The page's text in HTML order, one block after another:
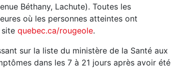
Béthany, Lachute). Toutes les
où les personnes atteintes ont
quebec.ca/rougeole.
sur la liste du ministère de la Santé aux
dans les 7 à 21 jours après avoir été